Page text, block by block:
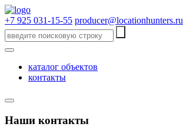
+7 925 031-15-55 producer@locationhunters.ru
каталог объектов
контакты
Наши контакты